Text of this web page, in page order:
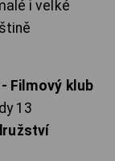
i velké
Filmový klub
13